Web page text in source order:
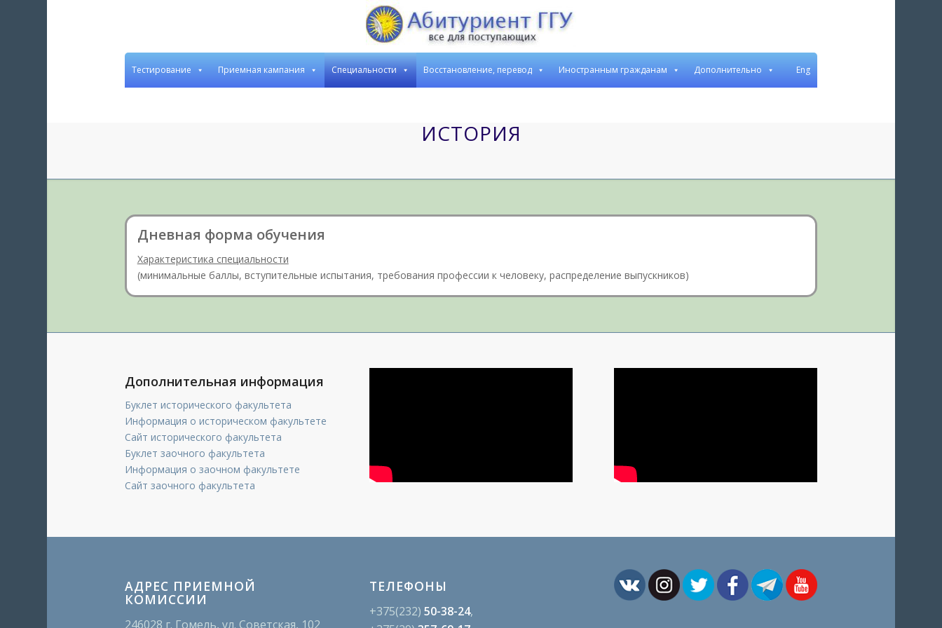
Тестирование Приемная кампания Cпециальности Восстановление, перевод Иностранным гражданам Дополнительно Eng
ИСТОРИЯ
Дневная форма обучения
Характеристика специальности
(минимальные баллы, вступительные испытания, требования профессии к человеку, распределение выпускников)
Дополнительная информация
Буклет исторического факультета
Информация о историческом факультете
Сайт исторического факультета
Буклет заочного факультета
Информация о заочном факультете
Сайт заочного факультета
АДРЕС ПРИЕМНОЙ
КОМИССИИ
246028 г. Гомель, ул. Советская, 102
ТЕЛЕФОНЫ
+375(232) 50-38-24,